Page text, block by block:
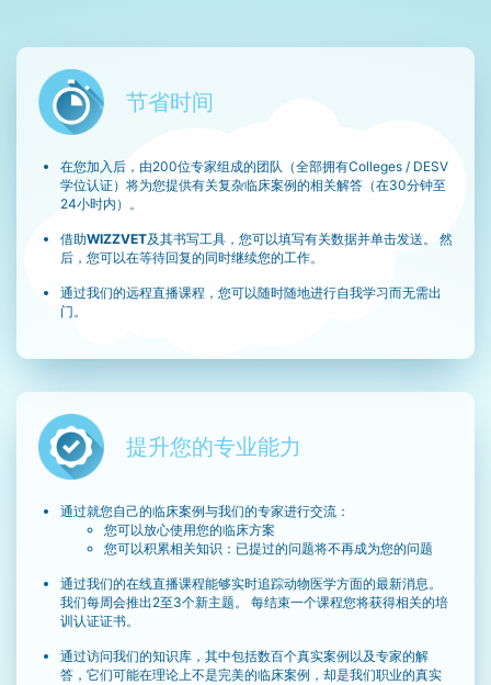
节省时间
在您加入后，由200位专家组成的团队（全部拥有Colleges / DESV
学位认证）将为您提供有关复杂临床案例的相关解答（在30分钟至
24小时内）。
借助WIZZVET及其书写工具，您可以填写有关数据并单击发送。 然
后，您可以在等待回复的同时继续您的工作。
通过我们的远程直播课程，您可以随时随地进行自我学习而无需出
门。
提升您的专业能力
通过就您自己的临床案例与我们的专家进行交流：
您可以放心使用您的临床方案
您可以积累相关知识：已提过的问题将不再成为您的问题
通过我们的在线直播课程能够实时追踪动物医学方面的最新消息。
我们每周会推出2至3个新主题。 每结束一个课程您将获得相关的培
训认证证书。
通过访问我们的知识库，其中包括数百个真实案例以及专家的解
答，它们可能在理论上不是完美的临床案例，却是我们职业的真实